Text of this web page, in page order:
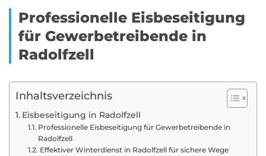
Professionelle Eisbeseitigung
für Gewerbetreibende in
Radolfzell
Inhaltsverzeichnis
Eisbeseitigung in Radolfzell
Professionelle Eisbeseitigung für Gewerbetreibende in
Radolfzell
Effektiver Winterdienst in Radolfzell für sichere Wege